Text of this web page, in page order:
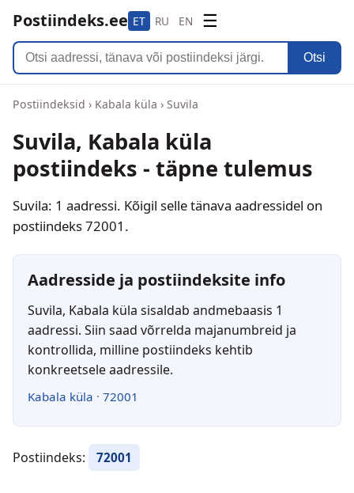
Postiindeks.ee ET RU EN ☰
Otsi
Postiindeksid › Kabala küla › Suvila
Suvila, Kabala küla
postiindeks - täpne tulemus
Suvila: 1 aadressi. Kõigil selle tänava aadressidel on
postiindeks 72001.
Aadresside ja postiindeksite info
Suvila, Kabala küla sisaldab andmebaasis 1
aadressi. Siin saad võrrelda majanumbreid ja
kontrollida, milline postiindeks kehtib
konkreetsele aadressile.
Kabala küla · 72001
Postiindeks: 72001